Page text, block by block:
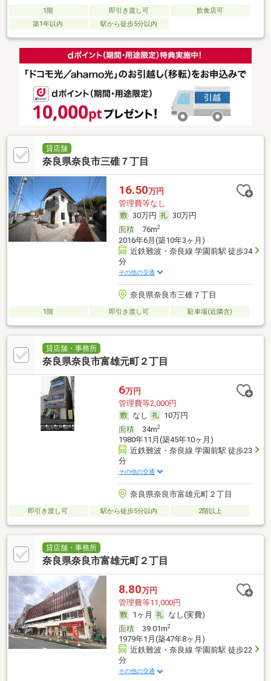
1階 即引き渡し可
飲食店可
築1年以内
駅から徒歩5分以内
貸店舗
奈良県奈良市三碓７丁目
16.50万円
管理費等なし
30万円
30万円
面積76m2
2016年6月(築10年3ヶ月)
近鉄難波・奈良線 学園前駅 徒歩34
分
その他の交通
奈良県奈良市三碓７丁目
1階 即引き渡し可 駐車場(近隣含)
貸店舗・事務所
奈良県奈良市富雄元町２丁目
6万円
管理費等2,000円
なし
10万円
面積34m2
1980年11月(築45年10ヶ月)
近鉄難波・奈良線 学園前駅 徒歩23
分
その他の交通
奈良県奈良市富雄元町２丁目
即引き渡し可 駅から徒歩5分以内 2階以上
貸店舗・事務所
奈良県奈良市富雄元町２丁目
8.80万円
管理費等11,000円
1ヶ月
なし(実費)
面積39.01m2
1979年1月(築47年8ヶ月)
近鉄難波・奈良線 学園前駅 徒歩22
分
その他の交通